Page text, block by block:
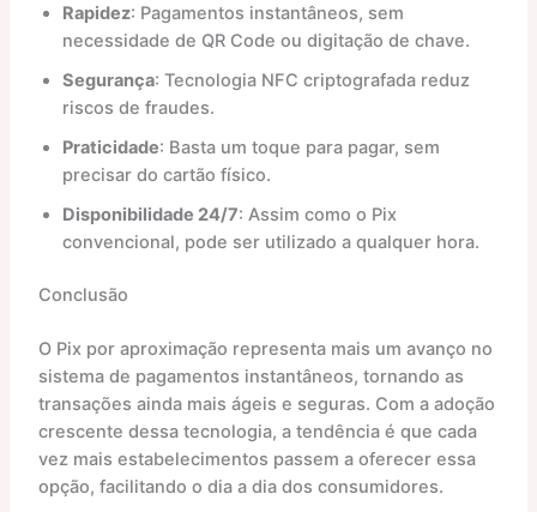
Rapidez: Pagamentos instantâneos, sem
necessidade de QR Code ou digitação de chave.
Segurança: Tecnologia NFC criptografada reduz
riscos de fraudes.
Praticidade: Basta um toque para pagar, sem
precisar do cartão físico.
Disponibilidade 24/7: Assim como o Pix
convencional, pode ser utilizado a qualquer hora.
Conclusão
O Pix por aproximação representa mais um avanço no
sistema de pagamentos instantâneos, tornando as
transações ainda mais ágeis e seguras. Com a adoção
crescente dessa tecnologia, a tendência é que cada
vez mais estabelecimentos passem a oferecer essa
opção, facilitando o dia a dia dos consumidores.